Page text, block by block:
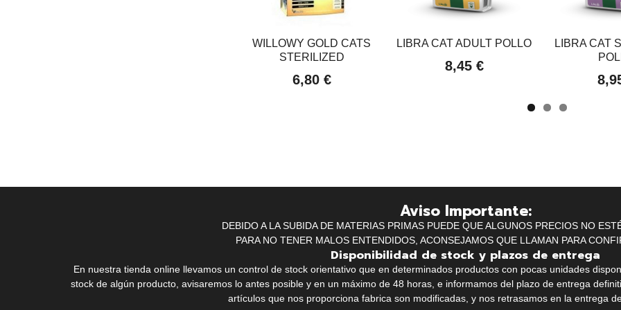
WILLOWY GOLD CATS
STERILIZED
6,80 €
LIBRA CAT ADULT POLLO
8,45 €
LIBRA CAT
Aviso Importante:
DEBIDO A LA SUBIDA DE MATERIAS PRIMAS PUEDE QUE ALGUNOS PRECIOS NO
PARA NO TENER MALOS ENTENDIDOS, ACONSEJAMOS QUE LLAMAN PARA
Disponibilidad de stock y plazos de entrega
En nuestra tienda online llevamos un control de stock orientativo que en determinados productos con pocas unidades
stock de algún producto, avisaremos lo antes posible y en un máximo de 48 horas, e informamos del plazo de entrega
artículos que nos proporciona fabrica son modificadas, y nos retrasamos en la entrega